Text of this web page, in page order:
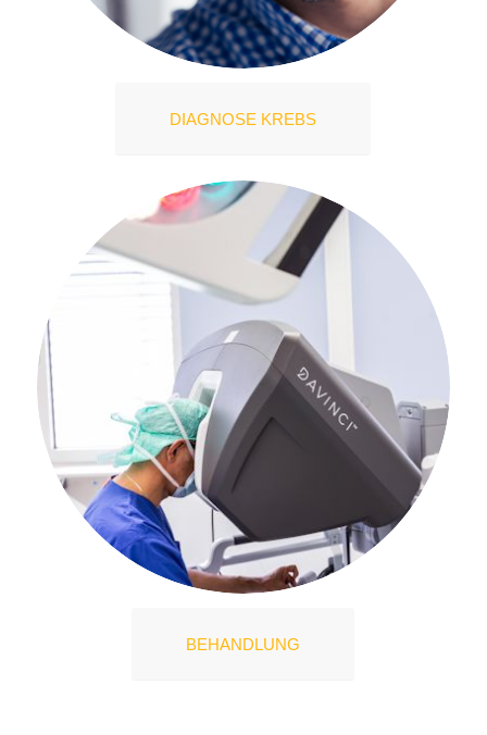
DIAGNOSE KREBS
BEHANDLUNG